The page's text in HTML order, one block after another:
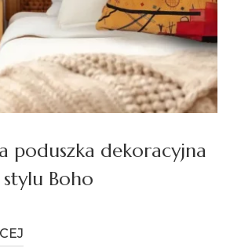
poduszka dekoracyjna
Boho